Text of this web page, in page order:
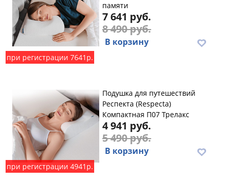
при регистрации 7641р.
памяти
7 641 руб.
8 490 руб.
В корзину
при регистрации 4941р.
Подушка для путешествий
Респекта (Respecta)
Компактная П07 Трелакс
4 941 руб.
5 490 руб.
В корзину